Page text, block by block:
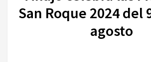
San Roque 2024 del
agosto